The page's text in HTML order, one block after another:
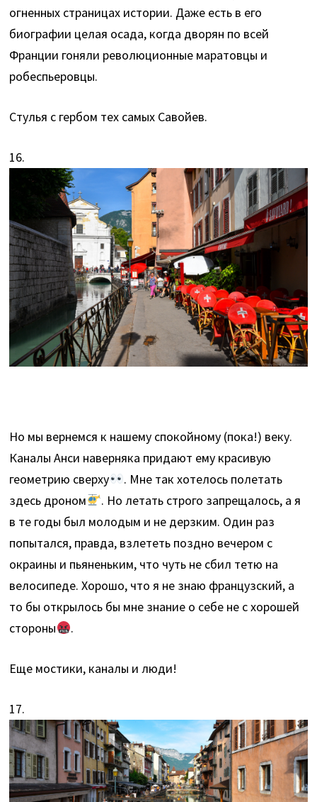
огненных страницах истории. Даже есть в его
биографии целая осада, когда дворян по всей
Франции гоняли революционные маратовцы и
робеспьеровцы.
Стулья с гербом тех самых Савойев.
16.
Но мы вернемся к нашему спокойному (пока!) веку.
Каналы Анси наверняка придают ему красивую
геометрию сверху
. Мне так хотелось полетать
здесь дроном
. Но летать строго запрещалось, а я
в те годы был молодым и не дерзким. Один раз
попытался, правда, взлететь поздно вечером с
окраины и пьяненьким, что чуть не сбил тетю на
велосипеде. Хорошо, что я не знаю французский, а
то бы открылось бы мне знание о себе не с хорошей
стороны
.
Еще мостики, каналы и люди!
17.